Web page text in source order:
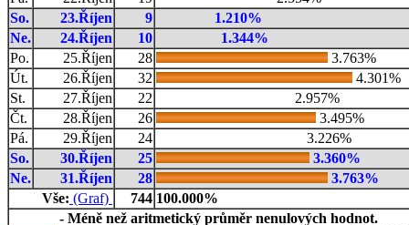
So.
23.Říjen 9
1.210%
Ne.
24.Říjen 10
1.344%
Po.
25.Říjen 28
3.763%
Út.
26.Říjen 32
4.301%
St.
27.Říjen 22
2.957%
Čt.
28.Říjen 26
3.495%
Pá.
29.Říjen 24
3.226%
So.
30.Říjen 25
3.360%
Ne.
31.Říjen 28
3.763%
Vše: (Graf) 744 100.000%
- Méně než aritmetický průměr nenulových hodnot.